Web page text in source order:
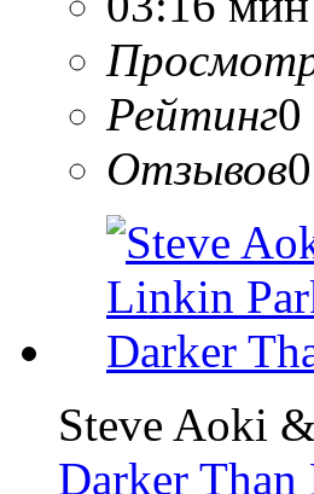
Рейтинг0
Отзывов0
Steve Aoki &
Darker Than